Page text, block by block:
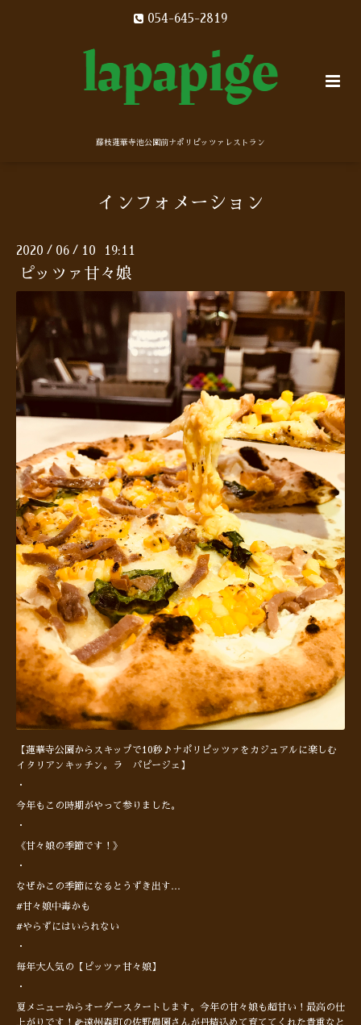
054-645-2819
藤枝蓮華寺池公園前ナポリピッツァレストラン
インフォメーション
2020 / 06 / 10 19:11
ピッツァ甘々娘
【蓮華寺公園からスキップで10秒♪ナポリピッツァをカジュアルに楽しむ
イタリアンキッチン。ラ パピージェ】
・
今年もこの時期がやって参りました。
・
《甘々娘の季節です！》
・
なぜかこの季節になるとうずき出す…
#甘々娘中毒かも
#やらずにはいられない
・
毎年大人気の【ピッツァ甘々娘】
・
夏メニューからオーダースタートします。今年の甘々娘も超甘い！最高の仕
上がりです！🌽遠州森町の佐野農園さんが丹精込めて育ててくれた貴重なと